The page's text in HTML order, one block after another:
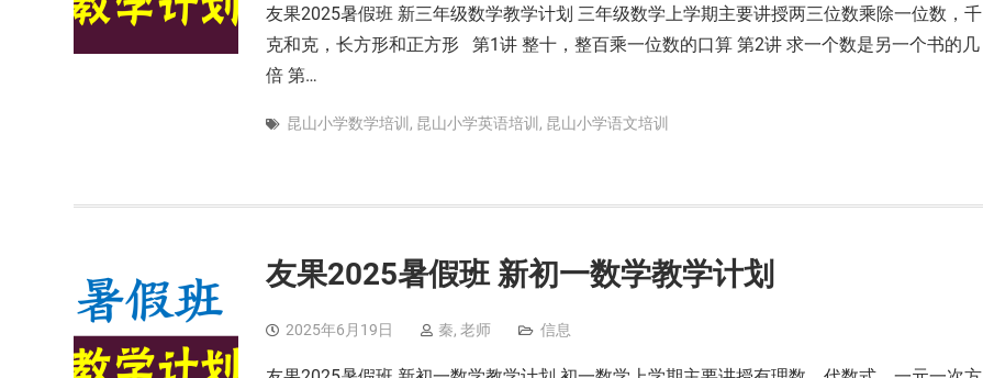
友果2025暑假班 新三年级数学教学计划 三年级数学上学期主要讲授两三位数乘除一位数，千
克和克，长方形和正方形 第1讲 整十，整百乘一位数的口算 第2讲 求一个数是另一个书的几
倍 第…
昆山小学数学培训 , 昆山小学英语培训 , 昆山小学语文培训
友果2025暑假班 新初一数学教学计划
2025年6月19日 秦, 老师 信息